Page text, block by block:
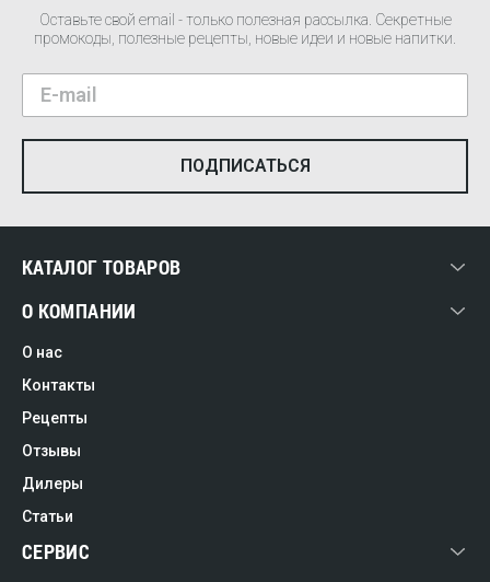
Оставьте свой email - только полезная рассылка. Секретные
промокоды, полезные рецепты, новые идеи и новые напитки.
КАТАЛОГ ТОВАРОВ
О КОМПАНИИ
О нас
Контакты
Рецепты
Отзывы
Дилеры
Статьи
СЕРВИС